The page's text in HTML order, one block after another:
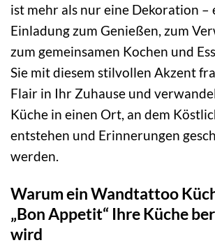
ist mehr als nur eine Dekoration –
Einladung zum Genießen, zum
zum gemeinsamen Kochen und
Sie mit diesem stilvollen Akzent
Flair in Ihr Zuhause und
Küche in einen Ort, an dem
entstehen und Erinnerungen
werden.
Warum ein Wandtattoo
„Bon Appetit“ Ihre Küche
wird